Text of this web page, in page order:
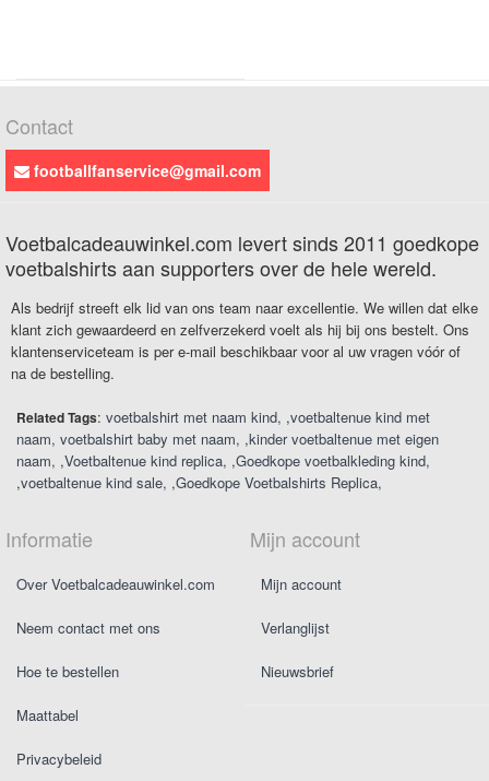
Contact
footballfanservice@gmail.com
Voetbalcadeauwinkel.com levert sinds 2011 goedkope
voetbalshirts aan supporters over de hele wereld.
Als bedrijf streeft elk lid van ons team naar excellentie. We willen dat elke
klant zich gewaardeerd en zelfverzekerd voelt als hij bij ons bestelt. Ons
klantenserviceteam is per e-mail beschikbaar voor al uw vragen vóór of
na de bestelling.
Related Tags: voetbalshirt met naam kind ,voetbaltenue kind met
naam voetbalshirt baby met naam ,kinder voetbaltenue met eigen
naam ,Voetbaltenue kind replica ,Goedkope voetbalkleding kind
,voetbaltenue kind sale ,Goedkope Voetbalshirts Replica
Informatie
Over Voetbalcadeauwinkel.com
Neem contact met ons
Hoe te bestellen
Maattabel
Privacybeleid
Mijn account
Mijn account
Verlanglijst
Nieuwsbrief